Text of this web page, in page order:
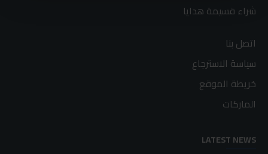
شراء قسيمة هدايا
اتصل بنا
سياسة الاسترجاع
خريطة الموقع
الماركات
LATEST NEWS